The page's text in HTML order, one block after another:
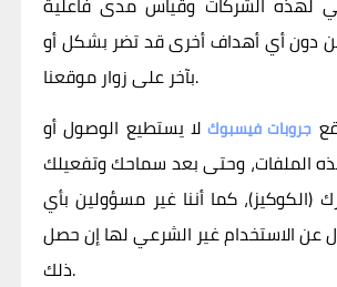
من دون أي أهداف أخرى قد تضر بشكل أو
بآخر على زوار موقعنا.
جروبات فيسبوك لا يستطيع الوصول أو
الملفات، وحتى بعد سماحك وتفعيلك
(الكوكيز)، كما أننا غير مسؤولين بأي
عن الاستخدام غير الشرعي لها إن حصل
ذلك.